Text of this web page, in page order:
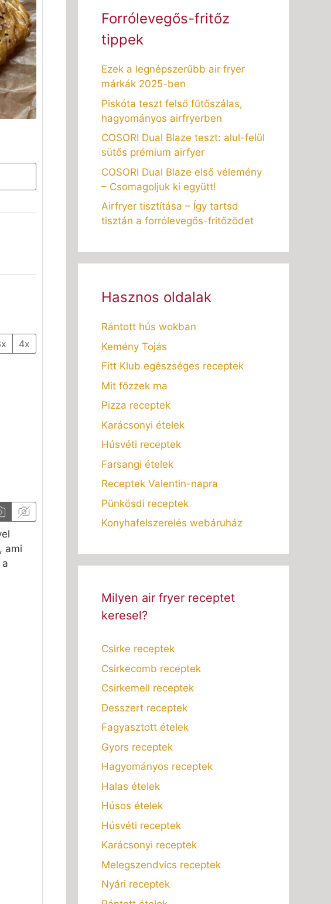
4x
ami
Forrólevegős-fritőz
tippek
Ezek a legnépszerűbb air fryer
márkák 2025-ben
Piskóta teszt felső fűtőszálas,
hagyományos airfryerben
COSORI Dual Blaze teszt: alul-felül
sütős prémium airfyer
COSORI Dual Blaze első vélemény
– Csomagoljuk ki együtt!
Airfryer tisztítása – Így tartsd
tisztán a forrólevegős-fritőzödet
Hasznos oldalak
Rántott hús wokban
Kemény Tojás
Fitt Klub egészséges receptek
Mit főzzek ma
Pizza receptek
Karácsonyi ételek
Húsvéti receptek
Farsangi ételek
Receptek Valentin-napra
Pünkösdi receptek
Konyhafelszerelés webáruház
Milyen air fryer receptet
keresel?
Csirke receptek
Csirkecomb receptek
Csirkemell receptek
Desszert receptek
Fagyasztott ételek
Gyors receptek
Hagyományos receptek
Halas ételek
Húsos ételek
Húsvéti receptek
Karácsonyi receptek
Melegszendvics receptek
Nyári receptek